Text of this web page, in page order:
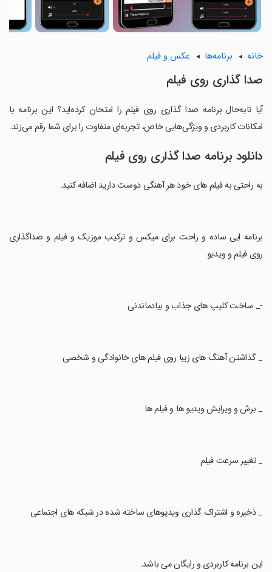
خانه برنامه‌ها عکس و فیلم
صدا گذاری روی فیلم
آیا تابه‌حال برنامه صدا گذاری روی فیلم را امتحان کرده‌اید؟ این برنامه با
امکانات کاربردی و ویژگی‌هایی خاص، تجربه‌ای متفاوت را برای شما رقم می‌زند.
دانلود برنامه صدا گذاری روی فیلم
به راحتی به فیلم های خود هر آهنگی دوست دارید اضافه کنید.
‏برنامه ایی ساده و راحت برای میکس و ترکیب موزیک و فیلم و صداگذاری
روی فیلم و ویدیو
‏-_ ساخت کلیپ های جذاب و بیادماندنی
‏_ گذاشتن آهنگ های زیبا روی فیلم های خانوادگی و شخصی
‏_ برش و ویرایش ویدیو ها و فیلم ها
‏_ تغییر سرعت فیلم
‏_ ذخیره و اشتراک گذاری ویدیوهای ساخته شده در شبکه های اجتماعی
‏این برنامه کاربردی و رایگان می باشد.